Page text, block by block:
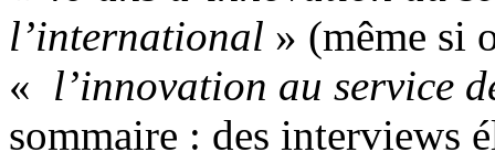
l’international » (même si
« l’innovation au service
sommaire : des interviews